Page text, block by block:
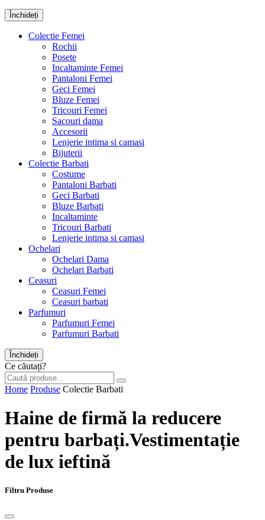
Închideți
Colectie Femei
Rochii
Posete
Incaltaminte Femei
Pantaloni Femei
Geci Femei
Bluze Femei
Tricouri Femei
Sacouri dama
Accesorii
Lenjerie intima si camasi
Bijuterii
Colectie Barbati
Costume
Pantaloni Barbati
Geci Barbati
Bluze Barbati
Incaltaminte
Tricouri Barbati
Lenjerie intima si camasi
Ochelari
Ochelari Dama
Ochelari Barbati
Ceasuri
Ceasuri Femei
Ceasuri barbati
Parfumuri
Parfumuri Femei
Parfumuri Barbati
Închideți
Ce căutați?
Home Produse Colectie Barbati
Haine de firmă la reducere
pentru barbați.Vestimentație
de lux ieftină
Filtru Produse